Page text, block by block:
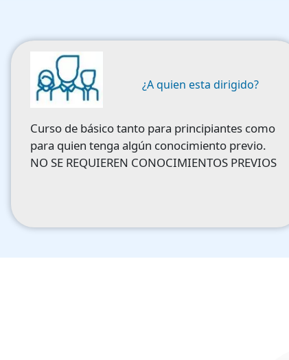
Image
¿A quien esta dirigido?
Curso de básico tanto para principiantes como
para quien tenga algún conocimiento previo.
NO SE REQUIEREN CONOCIMIENTOS PREVIOS